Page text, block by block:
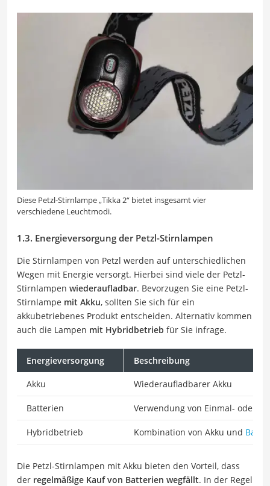
Diese Petzl-Stirnlampe „Tikka 2“ bietet insgesamt vier
verschiedene Leuchtmodi.
1.3. Energieversorgung der Petzl-Stirnlampen
Die Stirnlampen von Petzl werden auf unterschiedlichen
Wegen mit Energie versorgt. Hierbei sind viele der Petzl-
Stirnlampen wiederaufladbar. Bevorzugen Sie eine Petzl-
Stirnlampe mit Akku, sollten Sie sich für ein
akkubetriebenes Produkt entscheiden. Alternativ kommen
auch die Lampen mit Hybridbetrieb für Sie infrage.
Energieversorgung Beschreibung
Akku Wiederaufladbarer Akku
Batterien Verwendung von Einmal- oder
Hybridbetrieb Kombination von Akku und
Die Petzl-Stirnlampen mit Akku bieten den Vorteil, dass
der regelmäßige Kauf von Batterien wegfällt. In der Regel